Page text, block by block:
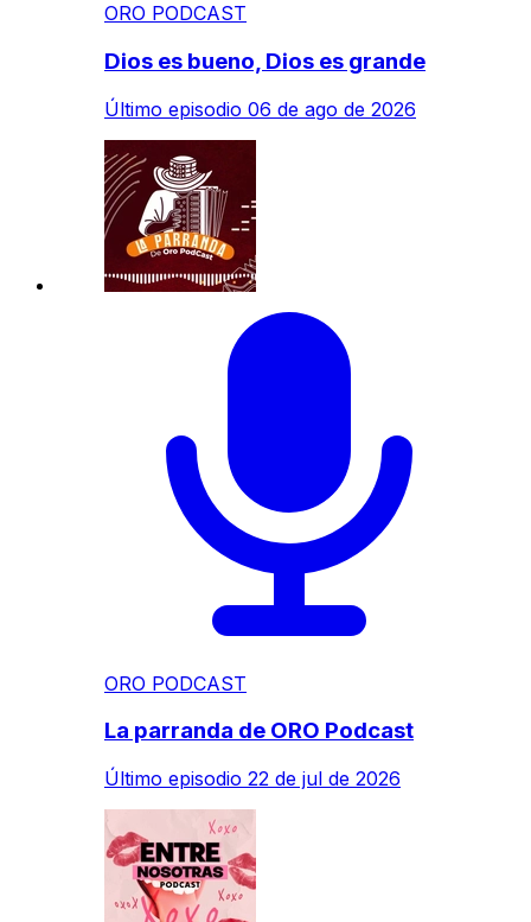
ORO PODCAST
Dios es bueno, Dios es grande
Último episodio 06 de ago de 2026
ORO PODCAST
La parranda de ORO Podcast
Último episodio 22 de jul de 2026